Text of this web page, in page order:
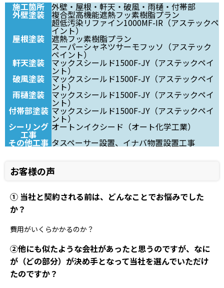
施工箇所 外壁・屋根・軒天・破風・雨樋・付帯部
外壁塗装 複合型高機能遮熱フッ素樹脂プラン
超低汚染リファイン1000MF-IR（アステックペ
イント）
屋根塗装 遮熱フッ素樹脂プラン
スーパーシャネツサーモフッソ（アステック
ペイント）
軒天塗装 マックスシールド1500F-JY（アステックペイ
ント）
破風塗装 マックスシールド1500F-JY（アステックペイ
ント）
雨樋塗装 マックスシールド1500F-JY（アステックペイ
ント）
付帯部塗装 マックスシールド1500F-JY（アステックペイ
ント）
シーリング
工事
オートンイクシード（オート化学工業）
その他工事 タスペーサー設置、イナバ物置設置工事
お客様の声
① 当社と契約される前は、どんなことでお悩みでした
か？
費用がいくらかかるのか？
②他にも似たような会社があったと思うのですが、なに
が（どの部分）が決め手となって当社を選んでいただけ
たのですか？